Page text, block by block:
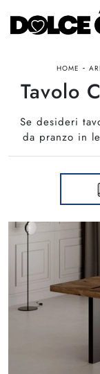
HOME -
Tavolo
Se desideri
da pranzo in